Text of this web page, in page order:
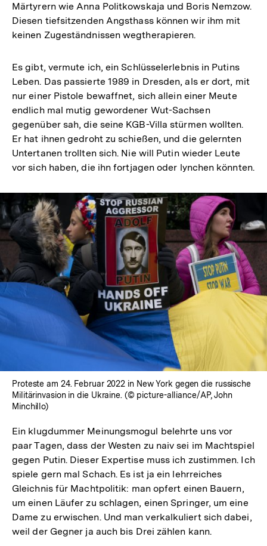
Märtyrern wie Anna Politkowskaja und Boris Nemzow.
Diesen tiefsitzenden Angsthass können wir ihm mit
keinen Zugeständnissen wegtherapieren.
Es gibt, vermute ich, ein Schlüsselerlebnis in Putins
Leben. Das passierte 1989 in Dresden, als er dort, mit
nur einer Pistole bewaffnet, sich allein einer Meute
endlich mal mutig gewordener Wut-Sachsen
gegenüber sah, die seine KGB-Villa stürmen wollten.
Er hat ihnen gedroht zu schießen, und die gelernten
Untertanen trollten sich. Nie will Putin wieder Leute
vor sich haben, die ihn fortjagen oder lynchen könnten.
Proteste am 24. Februar 2022 in New York gegen die russische
Militärinvasion in die Ukraine. (© picture-alliance/AP, John
Minchillo)
Ein klugdummer Meinungsmogul belehrte uns vor
paar Tagen, dass der Westen zu naiv sei im Machtspiel
gegen Putin. Dieser Expertise muss ich zustimmen. Ich
spiele gern mal Schach. Es ist ja ein lehrreiches
Gleichnis für Machtpolitik: man opfert einen Bauern,
um einen Läufer zu schlagen, einen Springer, um eine
Dame zu erwischen. Und man verkalkuliert sich dabei,
weil der Gegner ja auch bis Drei zählen kann.